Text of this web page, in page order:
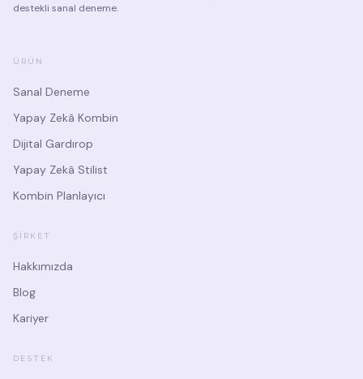
destekli sanal deneme.
ÜRÜN
Sanal Deneme
Yapay Zekâ Kombin
Dijital Gardırop
Yapay Zekâ Stilist
Kombin Planlayıcı
ŞIRKET
Hakkımızda
Blog
Kariyer
DESTEK